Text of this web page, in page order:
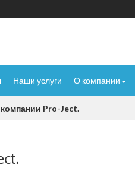
Наши услуги О компании
Pro-Ject.